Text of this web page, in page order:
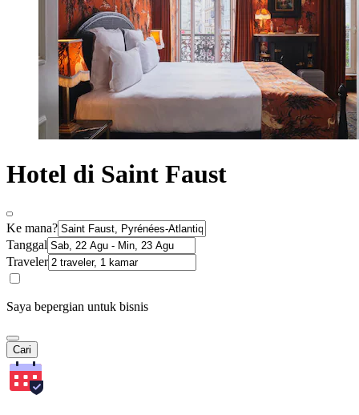
Hotel di Saint Faust
Ke mana?
Tanggal
Traveler
Saya bepergian untuk bisnis
Cari